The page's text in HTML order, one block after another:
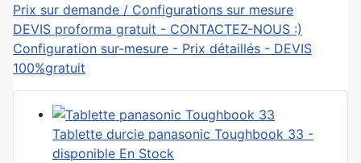
Prix sur demande / Configurations sur mesure
DEVIS proforma gratuit - CONTACTEZ-NOUS :)
Configuration sur-mesure - Prix détaillés - DEVIS
100%gratuit
Tablette durcie panasonic Toughbook 33 -
disponible En Stock